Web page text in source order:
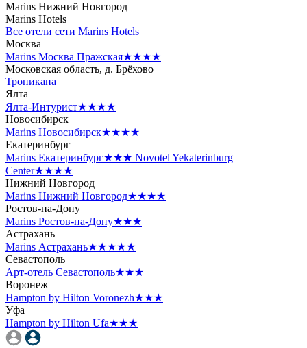
Marins Нижний Новгород
Marins Hotels
Все отели сети Marins Hotels
Москва
Marins Москва Пражская★★★★
Московская область, д. Брёхово
Тропикана
Ялта
Ялта-Интурист★★★★
Новосибирск
Marins Новосибирск★★★★
Екатеринбург
Marins Екатеринбург★★★ Novotel Yekaterinburg
Center★★★★
Нижний Новгород
Marins Нижний Новгород★★★★
Ростов-на-Дону
Marins Ростов-на-Дону★★★
Астрахань
Marins Астрахань★★★★★
Севастополь
Арт-отель Севастополь★★★
Воронеж
Hampton by Hilton Voronezh★★★
Уфа
Hampton by Hilton Ufa★★★